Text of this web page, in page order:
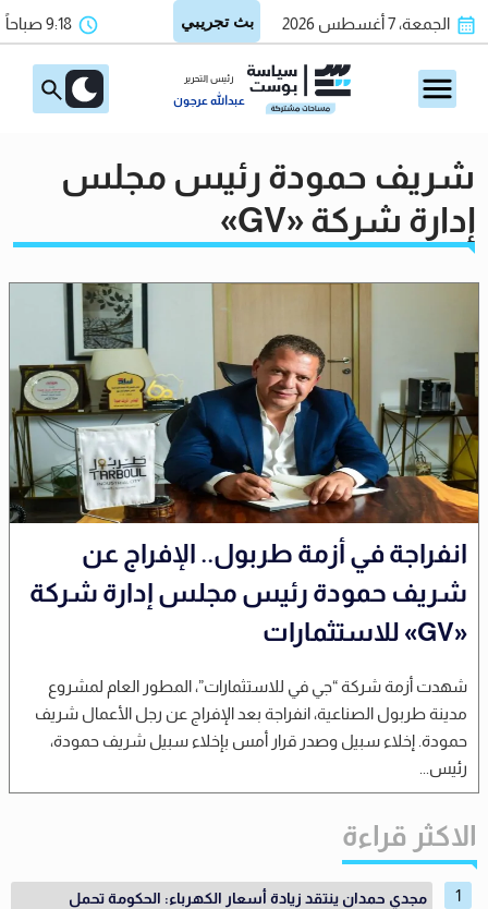
الجمعة، 7 أغسطس 2026 9:18 صباحاً
رئيس التحرير
عبدالله عرجون
شريف حمودة رئيس مجلس
إدارة شركة «GV»
انفراجة في أزمة طربول.. الإفراج عن
شريف حمودة رئيس مجلس إدارة شركة
«GV» للاستثمارات
شهدت أزمة شركة “جي في للاستثمارات”، المطور العام لمشروع
مدينة طربول الصناعية، انفراجة بعد الإفراج عن رجل الأعمال شريف
حمودة. إخلاء سبيل وصدر قرار أمس بإخلاء سبيل شريف حمودة،
رئيس...
الاكثر قراءة
مجدي حمدان ينتقد زيادة أسعار الكهرباء: الحكومة تحمل